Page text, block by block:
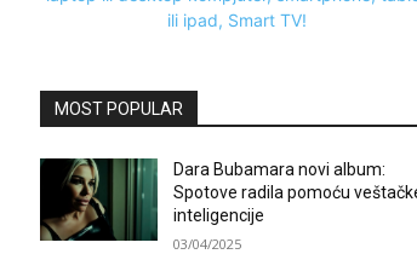
MOST POPULAR
Dara Bubamara novi album:
Spotove radila pomoću
inteligencije
03/04/2025